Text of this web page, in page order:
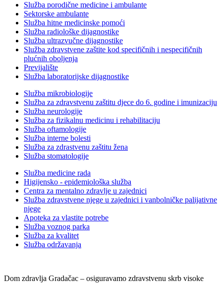
Služba porodične medicine i ambulante
Sektorske ambulante
Služba hitne medicinske pomoći
Služba radiološke dijagnostike
Služba ultrazvučne dijagnostike
Služba zdravstvene zaštite kod specifičnih i nespecifičnih
plućnih oboljenja
Previjalište
Služba laboratorijske dijagnostike
Služba mikrobiologije
Služba za zdravstvenu zaštitu djece do 6. godine i imunizaciju
Služba neurologije
Služba za fizikalnu medicinu i rehabilitaciju
Služba oftamologije
Služba interne bolesti
Služba za zdrastvenu zaštitu žena
Služba stomatologije
Služba medicine rada
Higijensko - epidemiološka služba
Centra za mentalno zdravlje u zajednici
Služba zdravstvene njege u zajednici i vanbolničke palijativne
njege
Apoteka za vlastite potrebe
Služba voznog parka
Služba za kvalitet
Služba održavanja
Dom zdravlja Gradačac – osiguravamo zdravstvenu skrb visoke